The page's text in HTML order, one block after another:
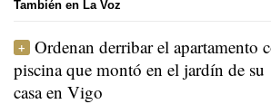
También en La Voz
Ordenan derribar el apartamento
piscina que montó en el jardín de su
casa en Vigo